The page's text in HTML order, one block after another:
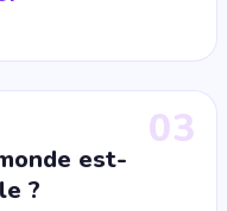
03
est-
?